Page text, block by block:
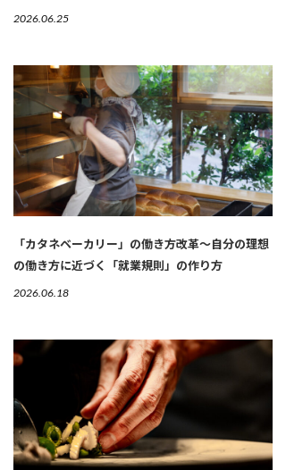
2026.06.25
「カタネベーカリー」の働き方改革～自分の理想
の働き方に近づく「就業規則」の作り方
2026.06.18